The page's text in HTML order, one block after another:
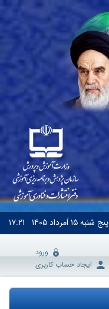
پنج شنبه۱۵ اَمرداد ۱۴۰۵ ۱۷:۲۱
ورود
ایجاد حساب کاربری